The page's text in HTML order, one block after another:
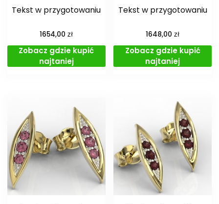
Tekst w przygotowaniu
1654,00zł
Zobacz gdzie kupić
najtaniej
Tekst w przygotowaniu
1648,00zł
Zobacz gdzie kupić
najtaniej